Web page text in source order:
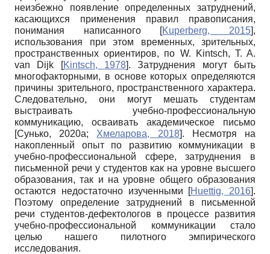
неизбежно появление определенных затруднений,
касающихся применения правил правописания,
понимания написанного [Kuperberg, 2015],
использования при этом временных, зрительных,
пространственных ориентиров, по W. Kintsch, T. A.
van Dijk
[Kintsch, 1978]. Затруднения могут быть
многофакторными, в основе которых определяются
причины зрительного, пространственного характера.
Следовательно, они могут мешать студентам
выстраивать учебно-профессиональную
коммуникацию, осваивать академическое письмо
[Сунько, 2020а; Хмеларова, 2018]. Несмотря на
накопленный опыт по развитию коммуникации в
учебно-профессиональной сфере, затруднения в
письменной речи у студентов как на уровне высшего
образования, так и на уровне общего образования
остаются недостаточно изученными
[Huettig, 2016].
Поэтому определение затруднений в письменной
речи студентов-дефектологов в процессе развития
учебно-профессиональной коммуникации стало
целью нашего пилотного эмпирического
исследования.